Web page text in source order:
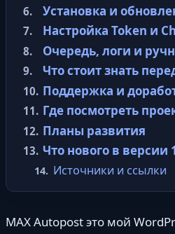
Установка и
Настройка Token и
Очередь, логи и
Что стоит знать
Поддержка и
Где посмотреть
Планы развития
Что нового в версии
Источники и ссылки
MAX Autopost это мой